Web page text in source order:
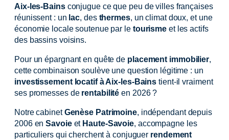
Aix-les-Bainsconjugue ce que peu de villes françaises
réunissent : un lac, des thermes, un climat doux, et une
économie locale soutenue par le tourisme et les actifs
des bassins voisins.
Pour un épargnant en quête de placement immobilier,
cette combinaison soulève une question légitime : un
investissement locatif à Aix-les-Bains tient-il vraiment
ses promesses de rentabilité en 2026 ?
Notre cabinetGenèse Patrimoine, indépendant depuis
2006 enSavoieet Haute-Savoie, accompagne les
particuliers qui cherchent à conjuguer rendement